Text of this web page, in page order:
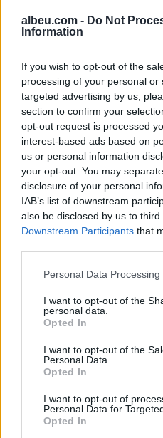
albeu.com - Do Not
Information
If you wish to opt-out of the
processing of your personal
targeted advertising by us,
section to confirm your
opt-out request is processed
interest-based ads based on
us or personal information
your opt-out. You may
disclosure of your personal
IAB’s list of downstream
also be disclosed by us to
Downstream Participants that
Personal Data
I want to opt-out of the
personal data.
Opted In
I want to opt-out of the
Personal Data.
Opted In
I want to opt-out of
Personal Data for
Opted In
fokus terrorizmi dhe
Prishtinë, raportohet për
mjet të dyshuar
shpërthyes në Stacionin e
Autobusëve
Dibrani pret zyrtarë të
FBI-së, diskutohet forcimi
i terrorizmit